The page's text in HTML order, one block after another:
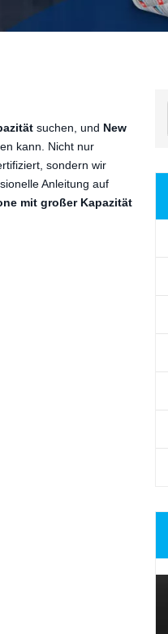
suchen, und New
kann. Nicht nur
sondern wir
Anleitung auf
mit großer Kapazität